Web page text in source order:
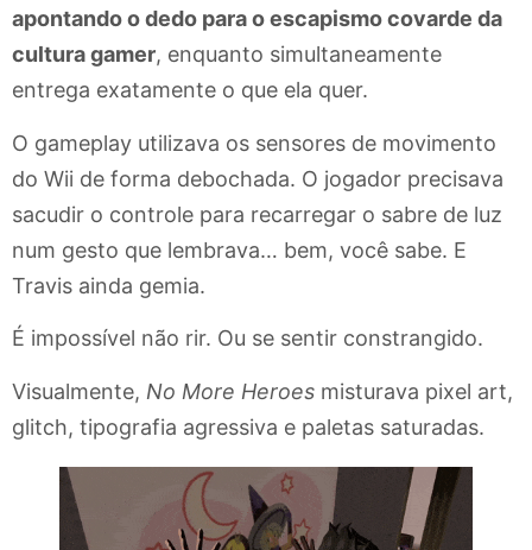
apontando o dedo para o escapismo covarde da
cultura gamer, enquanto simultaneamente
entrega exatamente o que ela quer.
O gameplay utilizava os sensores de movimento
do Wii de forma debochada. O jogador precisava
sacudir o controle para recarregar o sabre de luz
num gesto que lembrava… bem, você sabe. E
Travis ainda gemia.
É impossível não rir. Ou se sentir constrangido.
Visualmente, No More Heroes misturava pixel art,
glitch, tipografia agressiva e paletas saturadas.